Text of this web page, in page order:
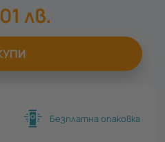
лв.
Безплатна опаковка